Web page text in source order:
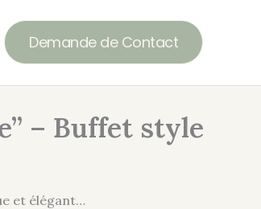
Demande de Contact
– Buffet style
et élégant…